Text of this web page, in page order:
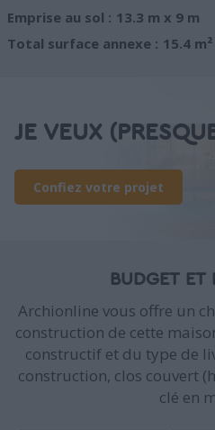
Emprise au sol : 13.3 m x 9 m
Total surface annexe : 15.4 m²
JE VEUX
Confiez votre projet
BUDGET ET
Archionline vous offre un
construction de cette
constructif et du type de
construction, clos couvert
clé en